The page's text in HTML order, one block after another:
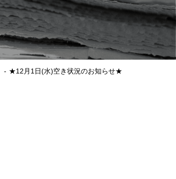
★12月1日(水)空き状況のお知らせ★